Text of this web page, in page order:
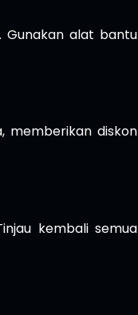
Gunakan alat bantu
memberikan diskon
kembali semua